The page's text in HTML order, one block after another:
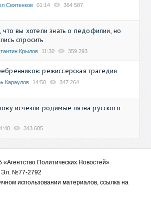
Святенков 01:14 364 587
что вы хотели знать о педофилии, но
спросить
Крылов 11:30 359 293
режиссерская трагедия
Караулов 14:50 347 264
исчезли родимые пятна русского
343 685
Политических Новостей»
Эл. №77-2792
использовании материалов, ссылка на